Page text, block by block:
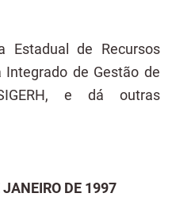
Estadual de Recursos
de Gestão de
e dá outras
DE 1997